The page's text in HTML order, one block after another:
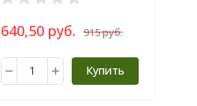
640,50 руб. 915 руб.
Купить